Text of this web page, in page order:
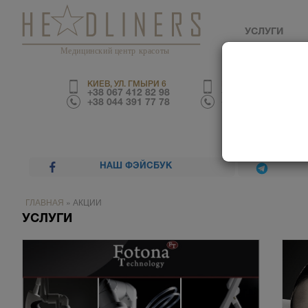
Медицинский центр красоты
УСЛУГИ
КИЕВ, УЛ. ГМЫРИ 6
+38 067 412 82 98
+38 044 391 77 78
НАШ ФЭЙСБУК
ГЛАВНАЯ » АКЦИИ
УСЛУГИ